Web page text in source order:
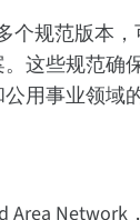
个规范版本
这些规范确
用事业领域
Area Network